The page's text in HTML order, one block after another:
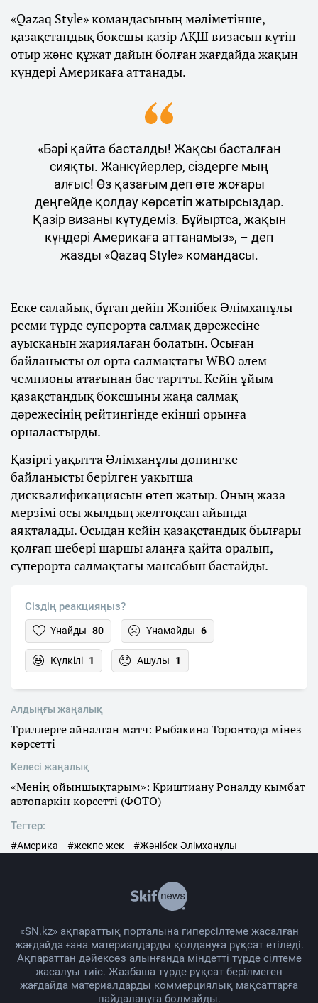
«Qazaq Style» командасының мәліметінше,
қазақстандық боксшы қазір АҚШ визасын күтіп
отыр және құжат дайын болған жағдайда жақын
күндері Америкаға аттанады.
«Бәрі қайта басталды! Жақсы басталған
сияқты. Жанкүйерлер, сіздерге мың
алғыс! Өз қазағым деп өте жоғары
деңгейде қолдау көрсетіп жатырсыздар.
Қазір визаны күтудеміз. Бұйыртса, жақын
күндері Америкаға аттанамыз», – деп
жазды «Qazaq Style» командасы.
Еске салайық, бұған дейін Жәнібек Әлімханұлы
ресми түрде суперорта салмақ дәрежесіне
ауысқанын жариялаған болатын. Осыған
байланысты ол орта салмақтағы WBO әлем
чемпионы атағынан бас тартты. Кейін ұйым
қазақстандық боксшыны жаңа салмақ
дәрежесінің рейтингінде екінші орынға
орналастырды.
Қазіргі уақытта Әлімханұлы допингке
байланысты берілген уақытша
дисквалификациясын өтеп жатыр. Оның жаза
мерзімі осы жылдың желтоқсан айында
аяқталады. Осыдан кейін қазақстандық былғары
қолғап шебері шаршы алаңға қайта оралып,
суперорта салмақтағы мансабын бастайды.
Сіздің реакцияңыз?
Ұнайды 80 Ұнамайды 6
Күлкілі 1 Ашулы 1
Алдыңғы жаңалық
Триллерге айналған матч: Рыбакина Торонтода мінез
көрсетті
Келесі жаңалық
«Менің ойыншықтарым»: Криштиану Роналду қымбат
автопаркін көрсетті (ФОТО)
Тегтер:
#Америка #жекпе-жек #Жәнібек Әлімханұлы
«SN.kz» ақпараттық порталына гиперсілтеме жасалған
жағдайда ғана материалдарды қолдануға рұқсат етіледі.
Ақпараттан дәйексөз алынғанда міндетті түрде сілтеме
жасалуы тиіс. Жазбаша түрде рұқсат берілмеген
жағдайда материалдарды коммерциялық мақсаттарға
пайдалануға болмайды.